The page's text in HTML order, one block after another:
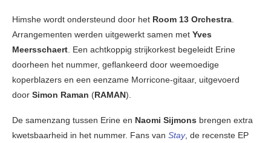
Himshe wordt ondersteund door het Room 13 Orchestra.
Arrangementen werden uitgewerkt samen met Yves
Meersschaert. Een achtkoppig strijkorkest begeleidt Erine
doorheen het nummer, geflankeerd door weemoedige
koperblazers en een eenzame Morricone-gitaar, uitgevoerd
door Simon Raman (RAMAN).
De samenzang tussen Erine en Naomi Sijmons brengen extra
kwetsbaarheid in het nummer. Fans van Stay, de recenste EP